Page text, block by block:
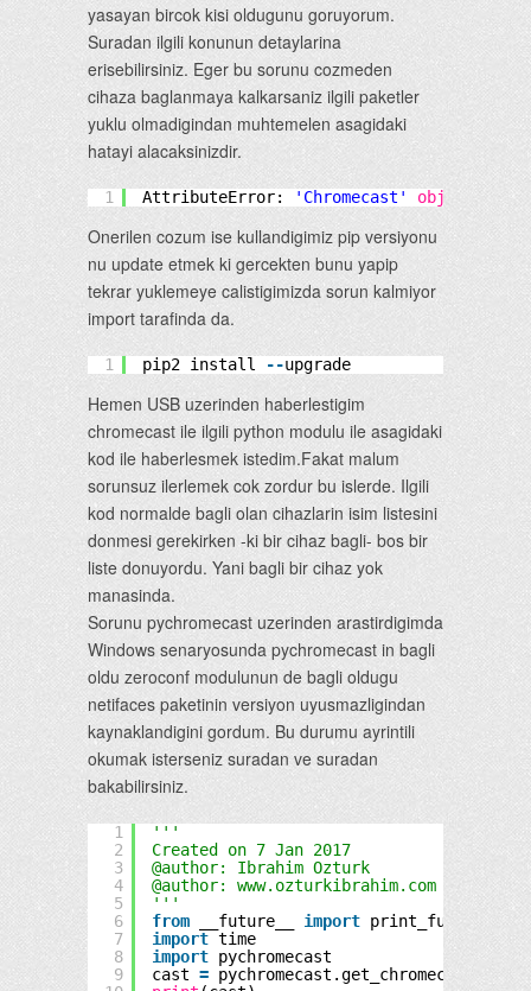
yasayan bircok kisi oldugunu goruyorum.
Suradan ilgili konunun detaylarina
erisebilirsiniz. Eger bu sorunu cozmeden
cihaza baglanmaya kalkarsaniz ilgili paketler
yuklu olmadigindan muhtemelen asagidaki
hatayi alacaksinizdir.
1 AttributeError: 'Chromecast' object has
Onerilen cozum ise kullandigimiz pip versiyonu
nu update etmek ki gercekten bunu yapip
tekrar yuklemeye calistigimizda sorun kalmiyor
import tarafinda da.
1 pip2 install --upgrade
Hemen USB uzerinden haberlestigim
chromecast ile ilgili python modulu ile asagidaki
kod ile haberlesmek istedim.Fakat malum
sorunsuz ilerlemek cok zordur bu islerde. Ilgili
kod normalde bagli olan cihazlarin isim listesini
donmesi gerekirken -ki bir cihaz bagli- bos bir
liste donuyordu. Yani bagli bir cihaz yok
manasinda.
Sorunu pychromecast uzerinden arastirdigimda
Windows senaryosunda pychromecast in bagli
oldu zeroconf modulunun de bagli oldugu
netifaces paketinin versiyon uyusmazligindan
kaynaklandigini gordum. Bu durumu ayrintili
okumak isterseniz suradan ve suradan
bakabilirsiniz.
1
2
3
4
5
6
7
8
9
'''
Created on 7 Jan 2017
@author: Ibrahim Ozturk
@author: www.ozturkibrahim.com
'''
from
__future__ import print_function
import time
import pychromecast
cast =